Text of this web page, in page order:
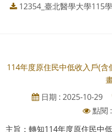
12354_臺北醫學大學115
114年度原住民中低收入戶(
日期 : 2025-10-29
點閱
主旨：轉知114年度原住民中